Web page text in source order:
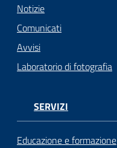
Notizie
Comunicati
Avvisi
Laboratorio di fotografia
SERVIZI
Educazione e formazione